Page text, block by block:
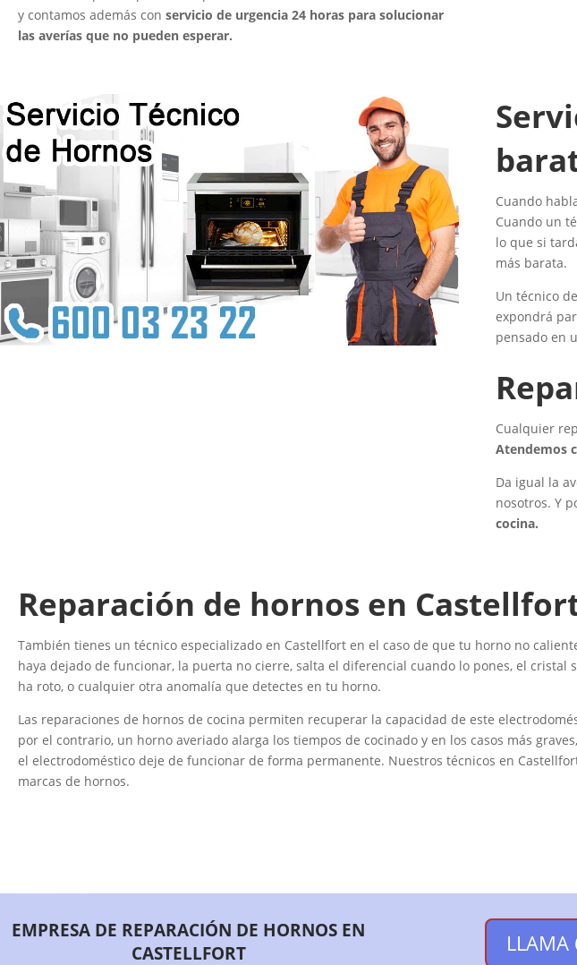
y contamos además con servicio de urgencia 24 horas para solucionar
las averías que no pueden esperar.
Cuando
Cuando un
lo que si
más barata.
Un técnico
expondrá
pensado en
Cualquier
Atendemos
Da igual la
nosotros. Y
cocina.
Reparación de hornos en
También tienes un técnico especializado en Castellfort en el caso de que tu horno no
haya dejado de funcionar, la puerta no cierre, salta el diferencial cuando lo pones, el cristal
ha roto, o cualquier otra anomalía que detectes en tu horno.
Las reparaciones de hornos de cocina permiten recuperar la capacidad de este
por el contrario, un horno averiado alarga los tiempos de cocinado y en los casos más
el electrodoméstico deje de funcionar de forma permanente. Nuestros técnicos en
marcas de hornos.
EMPRESA DE REPARACIÓN DE HORNOS EN
CASTELLFORT